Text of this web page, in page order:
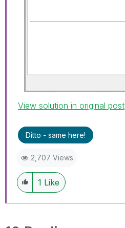
View solution in original post
Ditto - same here!
2,707 Views
1 Like